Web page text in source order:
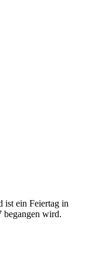
ist ein Feiertag in
begangen wird.